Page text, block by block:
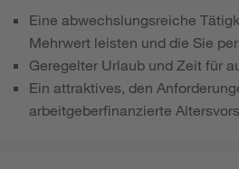
Eine abwechslungsreiche
Mehrwert leisten und die Sie
Geregelter Urlaub und Zeit für
Ein attraktives, den
arbeitgeberfinanzierte